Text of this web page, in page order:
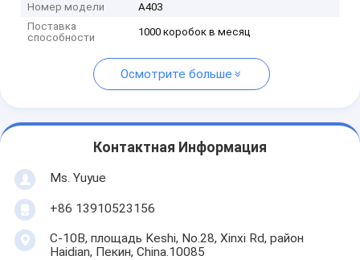
Номер модели
A403
Поставка
способности
1000 коробок в месяц
Осмотрите больше
Контактная Информация
Ms. Yuyue
+86 13910523156
C-10B, площадь Keshi, No.28, Xinxi Rd, район
Haidian, Пекин, China.10085